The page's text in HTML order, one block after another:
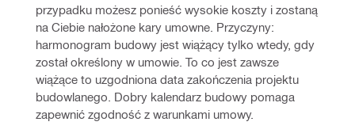
przypadku możesz ponieść wysokie koszty i zostaną
na Ciebie nałożone kary umowne. Przyczyny:
harmonogram budowy jest wiążący tylko wtedy, gdy
został określony w umowie. To co jest zawsze
wiążące to uzgodniona data zakończenia projektu
budowlanego. Dobry kalendarz budowy pomaga
zapewnić zgodność z warunkami umowy.